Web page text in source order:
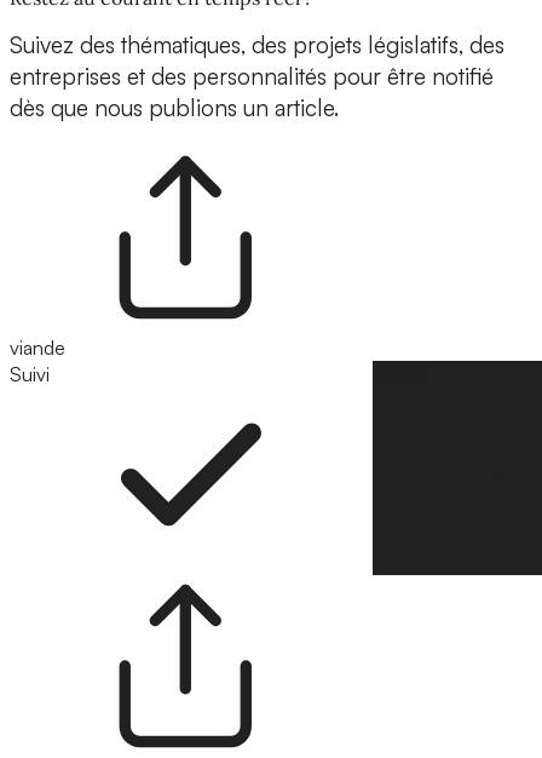
Suivez des thématiques, des projets législatifs, des
entreprises et des personnalités pour être notifié
dès que nous publions un article.
viande
Suivi